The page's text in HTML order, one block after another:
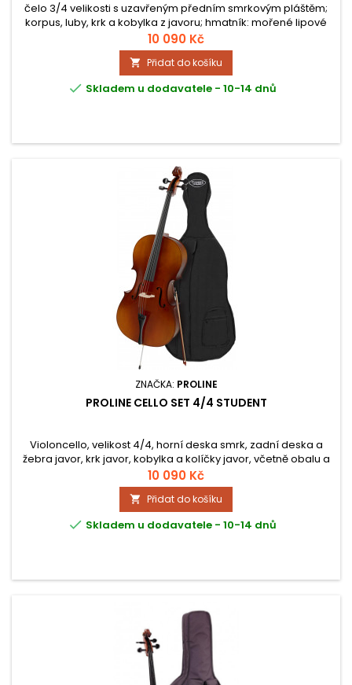
čelo 3/4 velikosti s uzavřeným předním smrkovým pláštěm;
korpus, luby, krk a kobylka z javoru; hmatník: mořené lipové
dřevo; kolíček a malý pražec z ebenového dřeva, matný lak;
součástí je smyčec a obal
10 090 Kč
 Přidat do košíku
 Skladem u dodavatele - 10-14 dnů
ZNAČKA: PROLINE
PROLINE CELLO SET 4/4 STUDENT
Violoncello, velikost 4/4, horní deska smrk, zadní deska a
žebra javor, krk javor, kobylka a kolíčky javor, včetně obalu a
smyčce.
10 090 Kč
 Přidat do košíku
 Skladem u dodavatele - 10-14 dnů